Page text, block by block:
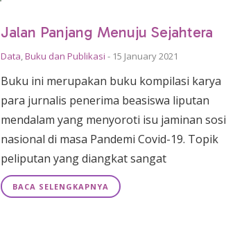
Jalan Panjang Menuju Sejahtera
Data,Buku dan Publikasi - 15 January 2021
Buku ini merupakan buku kompilasi karya
para jurnalis penerima beasiswa liputan
mendalam yang menyoroti isu jaminan
nasional di masa Pandemi Covid-19. Topik
peliputan yang diangkat sangat
BACA SELENGKAPNYA